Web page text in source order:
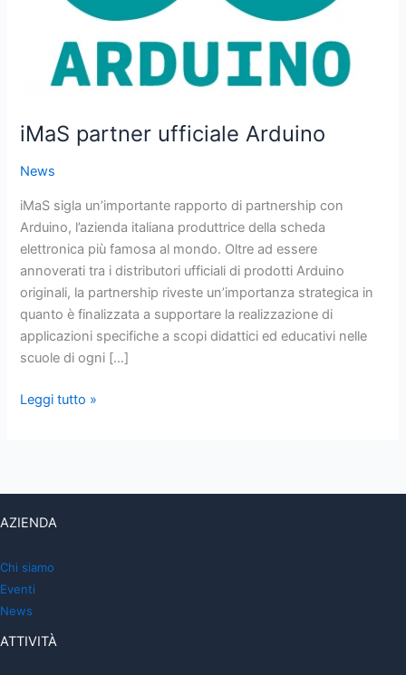
iMaS partner ufficiale Arduino
News
iMaS sigla un’importante rapporto di partnership con
Arduino, l’azienda italiana produttrice della scheda
elettronica più famosa al mondo. Oltre ad essere
annoverati tra i distributori ufficiali di prodotti Arduino
originali, la partnership riveste un’importanza strategica in
quanto è finalizzata a supportare la realizzazione di
applicazioni specifiche a scopi didattici ed educativi nelle
scuole di ogni […]
Leggi tutto »
AZIENDA
Chi siamo
Eventi
News
ATTIVITÀ